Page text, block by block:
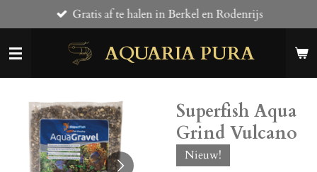
direct
naar
AQUARIA PURA
Gratis af te halen in Berkel en Rodenrijs
Superfish Aqua
Grind Vulcano
Nieuw!